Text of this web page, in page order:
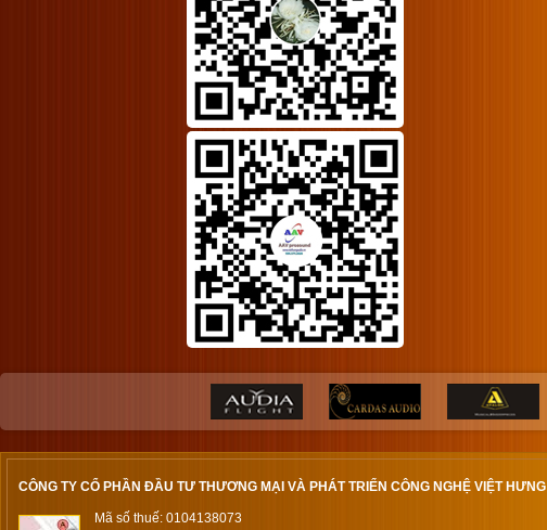
CÔNG TY CỔ PHẦN ĐẦU TƯ THƯƠNG MẠI VÀ PHÁT TRIỂN CÔNG NGHỆ VIỆT HƯNG
Mã số thuế: 0104138073